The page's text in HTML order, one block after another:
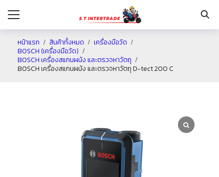
หน้าแรก สินค้าทั้งหมด
เครื่องมือวัด
BOSCH (เครื่องมือวัด)
BOSCH เครื่องสแกนผนัง และตรวจหาวัตถุ
BOSCH เครื่องสแกนผนัง และตรวจหาวัตถุ D-tect 200 C